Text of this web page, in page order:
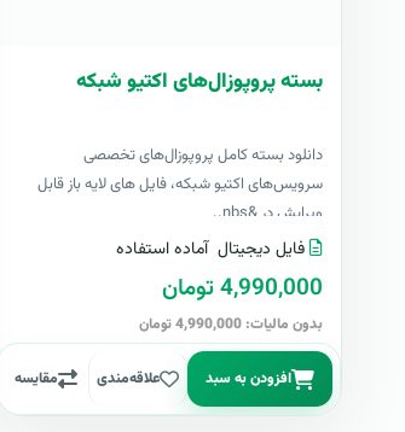
بسته پروپوزال‌های اکتیو شبکه
دانلود بسته کامل پروپوزال‌های تخصصی
سرویس‌های اکتیو شبکه، فایل های لایه باز قابل
ویرایش در &nbs..
فایل دیجیتال آماده استفاده
4,990,000 تومان
بدون مالیات: 4,990,000 تومان
افزودن به سبد علاقه‌مندی مقایسه